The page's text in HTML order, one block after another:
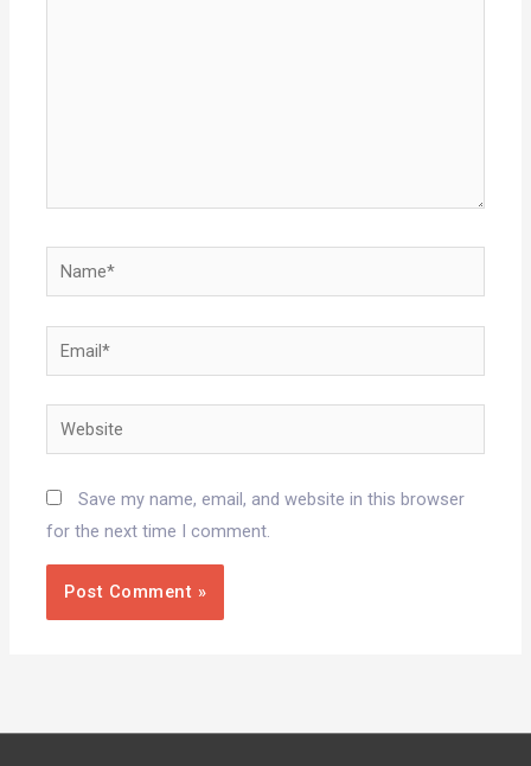
Name*
Email*
Website
Save my name, email, and website in this browser
for the next time I comment.